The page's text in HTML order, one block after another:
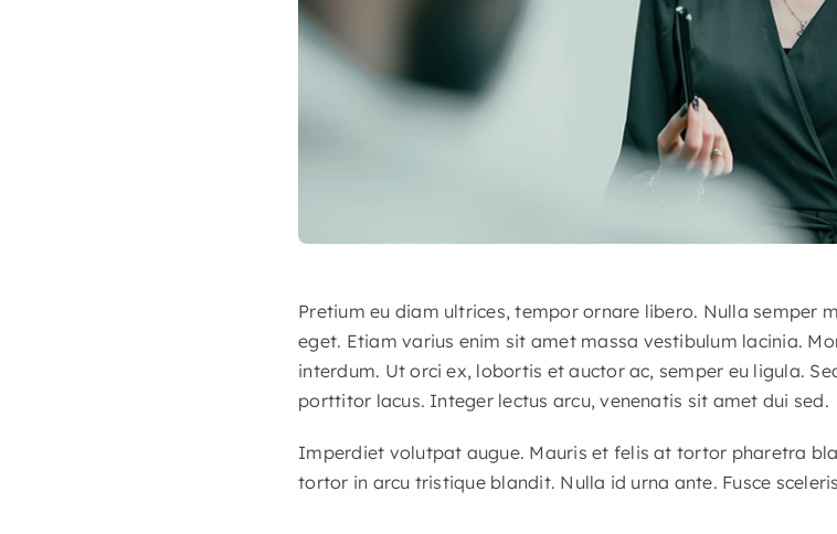
Pretium eu diam ultrices, tempor ornare libero. Nulla semper
eget. Etiam varius enim sit amet massa vestibulum lacinia.
interdum. Ut orci ex, lobortis et auctor ac, semper eu ligula.
porttitor lacus. Integer lectus arcu, venenatis sit amet dui sed.
Imperdiet volutpat augue. Mauris et felis at tortor pharetra
tortor in arcu tristique blandit. Nulla id urna ante. Fusce